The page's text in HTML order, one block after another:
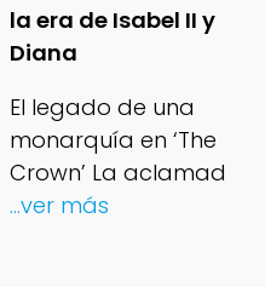
la era de Isabel II y
Diana
El legado de una
monarquía en ‘The
Crown’ La aclamad
...ver más